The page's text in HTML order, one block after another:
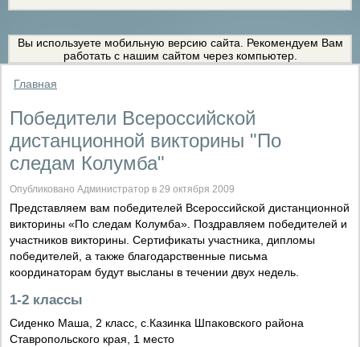
Вы используете мобильную версию сайта. Рекомендуем Вам
работать с нашим сайтом через компьютер.
Главная
Победители Всероссийской
дистанционной викторины "По
следам Колумба"
Опубликовано Администратор в 29 октября 2009
Представляем вам победителей Всероссийской дистанционной
викторины «По следам Колумба». Поздравляем победителей и
участников викторины. Сертификаты участника, дипломы
победителей, а также благодарственные письма
координаторам будут высланы в течении двух недель.
1-2 классы
Сиденко Маша, 2 класс, с.Казинка Шпаковского района
Ставропольского края, 1 место